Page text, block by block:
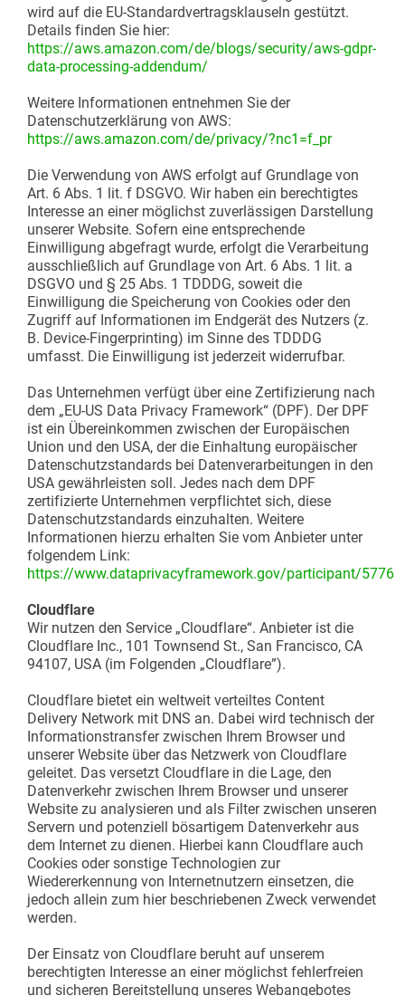
wird auf die EU-Standardvertragsklauseln gestützt.
Details finden Sie hier:
https://aws.amazon.com/de/blogs/security/aws-gdpr-
data-processing-addendum/
Weitere Informationen entnehmen Sie der
Datenschutzerklärung von AWS:
https://aws.amazon.com/de/privacy/?nc1=f_pr
Die Verwendung von AWS erfolgt auf Grundlage von
Art. 6 Abs. 1 lit. f DSGVO. Wir haben ein berechtigtes
Interesse an einer möglichst zuverlässigen Darstellung
unserer Website. Sofern eine entsprechende
Einwilligung abgefragt wurde, erfolgt die Verarbeitung
ausschließlich auf Grundlage von Art. 6 Abs. 1 lit. a
DSGVO und § 25 Abs. 1 TDDDG, soweit die
Einwilligung die Speicherung von Cookies oder den
Zugriff auf Informationen im Endgerät des Nutzers (z.
B. Device-Fingerprinting) im Sinne des TDDDG
umfasst. Die Einwilligung ist jederzeit widerrufbar.
Das Unternehmen verfügt über eine Zertifizierung nach
dem „EU-US Data Privacy Framework“ (DPF). Der DPF
ist ein Übereinkommen zwischen der Europäischen
Union und den USA, der die Einhaltung europäischer
Datenschutzstandards bei Datenverarbeitungen in den
USA gewährleisten soll. Jedes nach dem DPF
zertifizierte Unternehmen verpflichtet sich, diese
Datenschutzstandards einzuhalten. Weitere
Informationen hierzu erhalten Sie vom Anbieter unter
folgendem Link:
https://www.dataprivacyframework.gov/participant/5776
Cloudflare
Wir nutzen den Service „Cloudflare“. Anbieter ist die
Cloudflare Inc., 101 Townsend St., San Francisco, CA
94107, USA (im Folgenden „Cloudflare”).
Cloudflare bietet ein weltweit verteiltes Content
Delivery Network mit DNS an. Dabei wird technisch der
Informationstransfer zwischen Ihrem Browser und
unserer Website über das Netzwerk von Cloudflare
geleitet. Das versetzt Cloudflare in die Lage, den
Datenverkehr zwischen Ihrem Browser und unserer
Website zu analysieren und als Filter zwischen unseren
Servern und potenziell bösartigem Datenverkehr aus
dem Internet zu dienen. Hierbei kann Cloudflare auch
Cookies oder sonstige Technologien zur
Wiedererkennung von Internetnutzern einsetzen, die
jedoch allein zum hier beschriebenen Zweck verwendet
werden.
Der Einsatz von Cloudflare beruht auf unserem
berechtigten Interesse an einer möglichst fehlerfreien
und sicheren Bereitstellung unseres Webangebotes